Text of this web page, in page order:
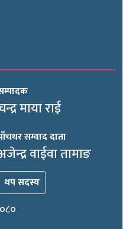
माया राई
सम्वाद दाता
वाईवा तामाङ
थप सदस्य